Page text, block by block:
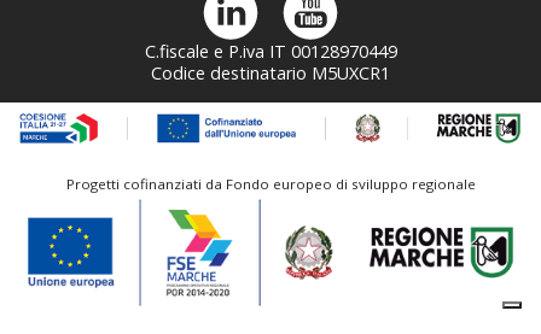
C.fiscale e P.iva IT 00128970449
Codice destinatario M5UXCR1
Progetti cofinanziati da Fondo europeo di sviluppo regionale